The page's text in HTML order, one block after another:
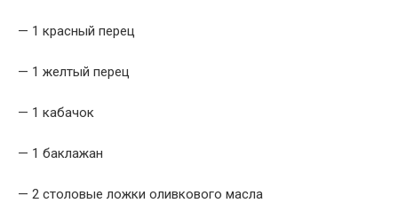
— 1 красный перец
— 1 желтый перец
— 1 кабачок
— 1 баклажан
— 2 столовые ложки оливкового масла